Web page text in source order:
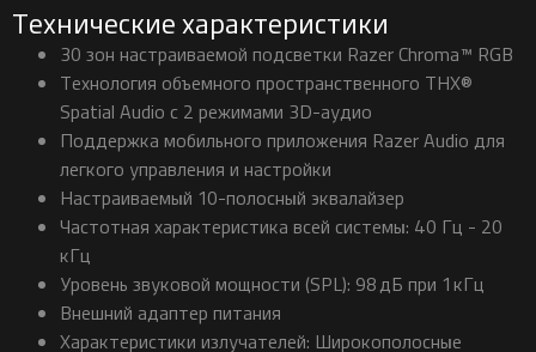
Технические характеристики
30 зон настраиваемой подсветки Razer Chroma™ RGB
Технология объемного пространственного THX®
Spatial Audio с 2 режимами 3D-аудио
Поддержка мобильного приложения Razer Audio для
легкого управления и настройки
Настраиваемый 10-полосный эквалайзер
Частотная характеристика всей системы: 40 Гц - 20
кГц
Уровень звуковой мощности (SPL): 98 дБ при 1 кГц
Внешний адаптер питания
Характеристики излучателей: Широкополосные